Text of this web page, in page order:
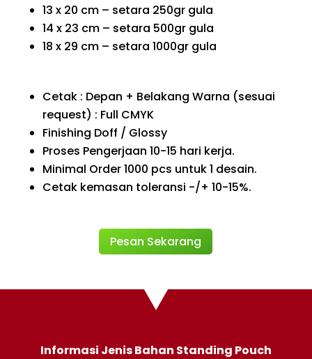
13 x 20 cm – setara 250gr gula
14 x 23 cm – setara 500gr gula
18 x 29 cm – setara 1000gr gula
Cetak : Depan + Belakang Warna (sesuai
request) : Full CMYK
Finishing Doff / Glossy
Proses Pengerjaan 10-15 hari kerja.
Minimal Order 1000 pcs untuk 1 desain.
Cetak kemasan toleransi -/+ 10-15%.
Pesan Sekarang
Informasi Jenis Bahan Standing Pouch